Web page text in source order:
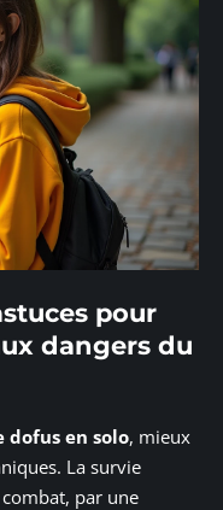
pour
dangers du
dofus en solo, mieux
La survie
par une